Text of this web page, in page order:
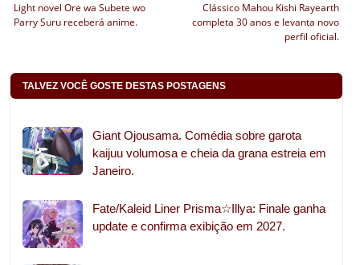
Clássico Mahou Kishi Rayearth
completa 30 anos e levanta novo
perfil oficial.
Light novel Ore wa Subete wo
Parry Suru receberá anime.
TALVEZ VOCÊ GOSTE DESTAS POSTAGENS
Giant Ojousama. Comédia sobre garota
kaijuu volumosa e cheia da grana estreia em
Janeiro.
Fate/Kaleid Liner Prisma☆Illya: Finale ganha
update e confirma exibição em 2027.